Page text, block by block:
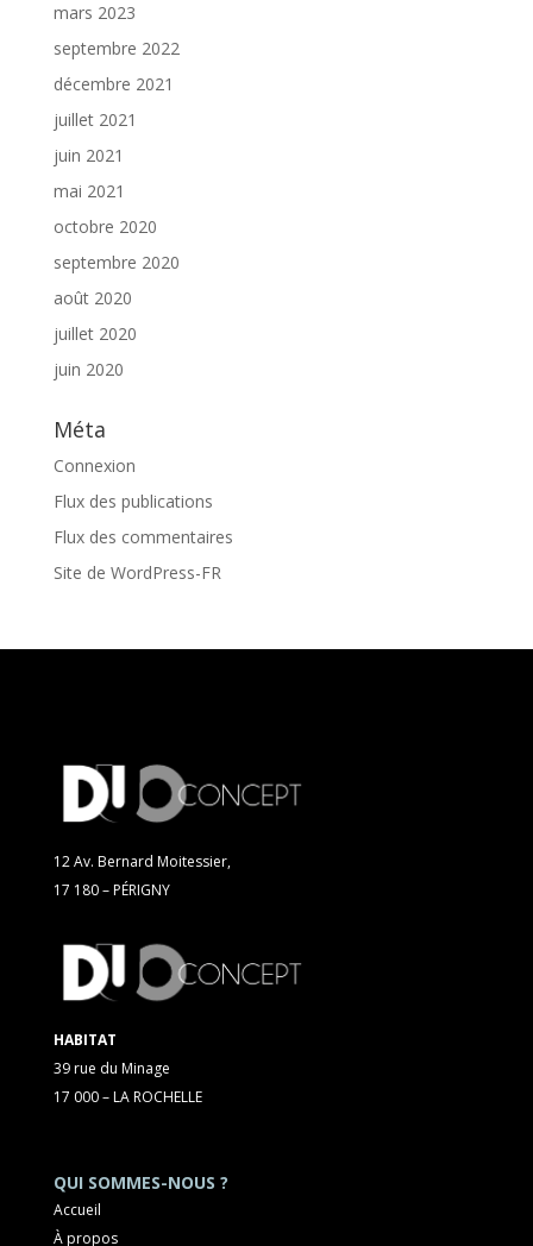
mars 2023
septembre 2022
décembre 2021
juillet 2021
juin 2021
mai 2021
octobre 2020
septembre 2020
août 2020
juillet 2020
juin 2020
Méta
Connexion
Flux des publications
Flux des commentaires
Site de WordPress-FR
12 Av. Bernard Moitessier,
17 180 – PÉRIGNY
HABITAT
39 rue du Minage
17 000 – LA ROCHELLE
QUI SOMMES-NOUS ?
Accueil
À propos